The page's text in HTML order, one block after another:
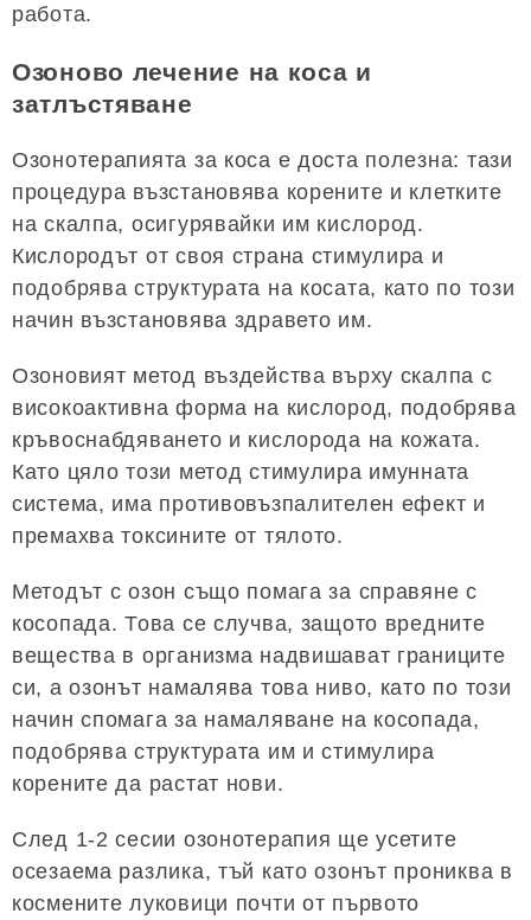
работа.
Озоново лечение на коса и
затлъстяване
Озонотерапията за коса е доста полезна: тази
процедура възстановява корените и клетките
на скалпа, осигурявайки им кислород.
Кислородът от своя страна стимулира и
подобрява структурата на косата, като по този
начин възстановява здравето им.
Озоновият метод въздейства върху скалпа с
високоактивна форма на кислород, подобрява
кръвоснабдяването и кислорода на кожата.
Като цяло този метод стимулира имунната
система, има противовъзпалителен ефект и
премахва токсините от тялото.
Методът с озон също помага за справяне с
косопада. Това се случва, защото вредните
вещества в организма надвишават границите
си, а озонът намалява това ниво, като по този
начин спомага за намаляване на косопада,
подобрява структурата им и стимулира
корените да растат нови.
След 1-2 сесии озонотерапия ще усетите
осезаема разлика, тъй като озонът прониква в
космените луковици почти от първото